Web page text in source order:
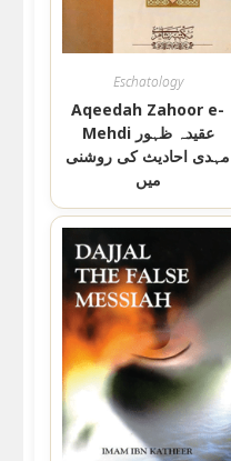
Eschatology
Aqeedah Zahoor e-
Mehdi عقیدہ ظہور
مہدی احادیث کی روشنی
میں